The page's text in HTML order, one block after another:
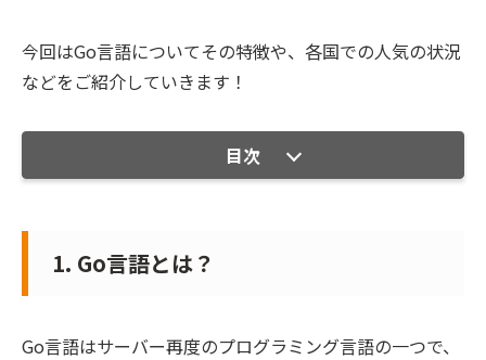
今回はGo言語についてその特徴や、各国での人気の状況
などをご紹介していきます！
目次
1. Go言語とは？
Go言語はサーバー再度のプログラミング言語の一つで、